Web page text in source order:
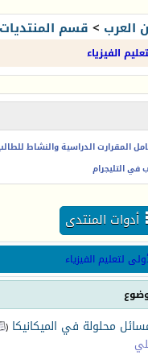
العرب > قسم المنتديات
الفيزياء
المقرارت الدراسية والنشاط
في التليجرام
أدوات المنتدى
لتعليم الفيزياء
محلولة في الميكانيكا (